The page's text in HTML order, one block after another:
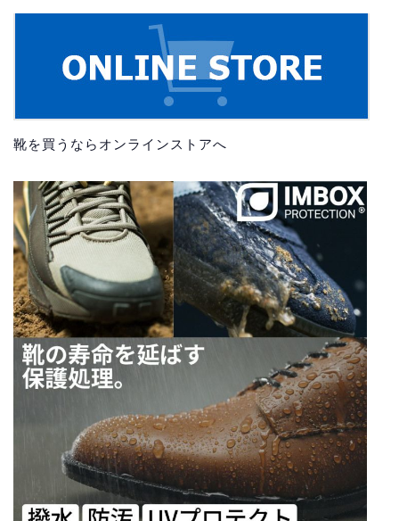
靴を買うならオンラインストアへ